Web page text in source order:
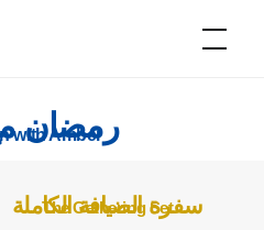
رمضان
with Amber
سفرة الضيافة الكاملة
The Gathering Set